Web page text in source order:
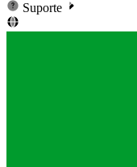
Suporte